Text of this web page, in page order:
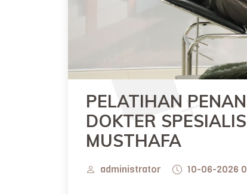
PELATIHAN
DOKTER
MUSTHAFA
administrator 10-06-2026